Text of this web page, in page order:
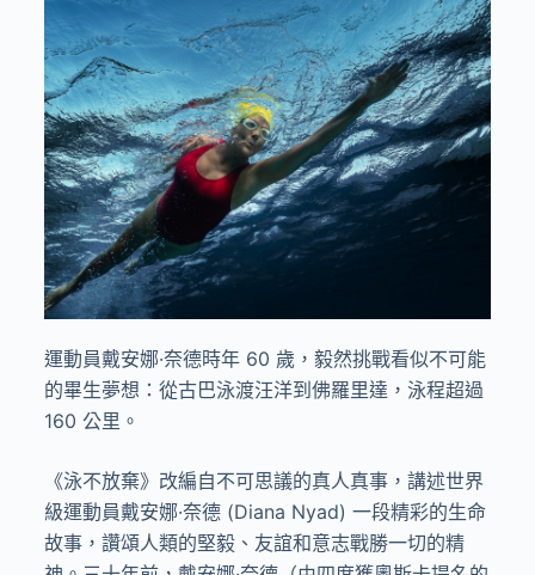
運動員戴安娜·奈德時年 60 歲，毅然挑戰看似不可能
的畢生夢想：從古巴泳渡汪洋到佛羅里達，泳程超過
160 公里。
《泳不放棄》改編自不可思議的真人真事，講述世界
級運動員戴安娜·奈德 (Diana Nyad) 一段精彩的生命
故事，讚頌人類的堅毅、友誼和意志戰勝一切的精